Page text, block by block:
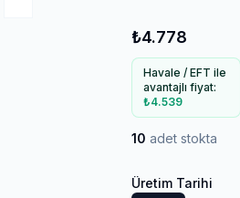
₺4.778
Havale / EFT ile
avantajlı fiyat:
₺4.539
10 adet stokta
Üretim Tarihi